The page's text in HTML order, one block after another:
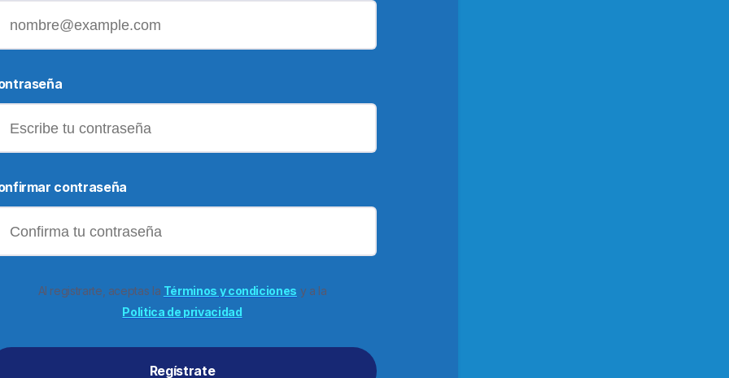
contraseña
Al registrarte, aceptas la Términos y condiciones y a la
Politica de privacidad
Regístrate